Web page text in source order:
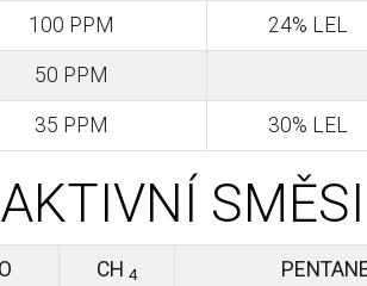
100 PPM 24% LEL
50 PPM
35 PPM 30% LEL
SMĚSI
CH 4